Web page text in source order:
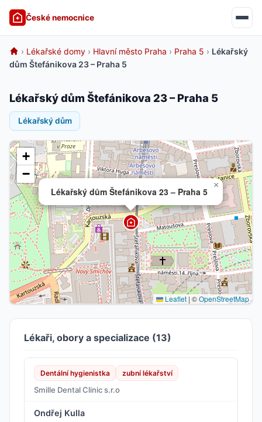
České nemocnice
› Lékařské domy › Hlavní město Praha › Praha 5 › Lékařský
dům Štefánikova 23 – Praha 5
Lékařský dům Štefánikova 23 – Praha 5
Lékařský dům
Lékařský dům Štefánikova 23 – Praha 5
×
+
−
Leaflet | ©OpenStreetMap
Lékaři, obory a specializace (13)
Dentální hygienistka zubní lékařství
Smille Dental Clinic s.r.o
Ondřej Kulla